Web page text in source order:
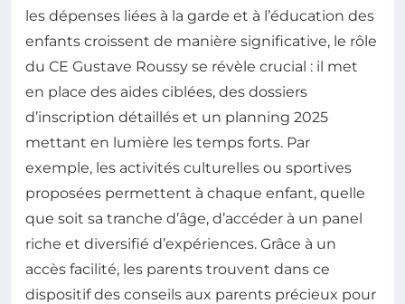
les dépenses liées à la garde et à l’éducation des
enfants croissent de manière significative, le rôle
du CE Gustave Roussy se révèle crucial : il met
en place des aides ciblées, des dossiers
d’inscription détaillés et un planning 2025
mettant en lumière les temps forts. Par
exemple, les activités culturelles ou sportives
proposées permettent à chaque enfant, quelle
que soit sa tranche d’âge, d’accéder à un panel
riche et diversifié d’expériences. Grâce à un
accès facilité, les parents trouvent dans ce
dispositif des conseils aux parents précieux pour